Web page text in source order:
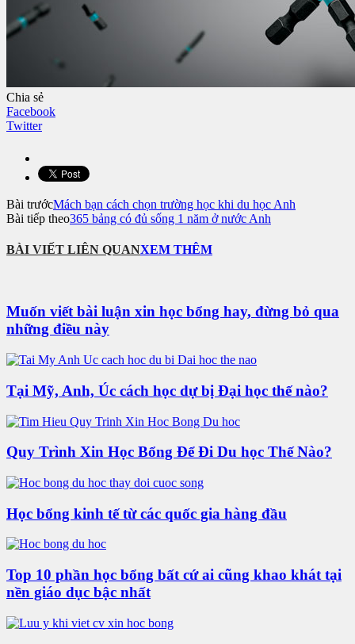
Chia sẻ
Facebook
Twitter
Bài trướcMách bạn cách chọn trường học khi du học Anh
Bài tiếp theo365 bảng có đủ sống 1 năm ở nước Anh
BÀI VIẾT LIÊN QUANXEM THÊM
Muốn viết bài luận xin học bổng hay, đừng bỏ qua
những điều này
Tại Mỹ, Anh, Úc cách học dự bị Đại học thế nào?
Quy Trình Xin Học Bổng Để Đi Du học Thế Nào?
Học bổng kinh tế từ các quốc gia hàng đầu
Top 10 phần học bổng bất cứ ai cũng khao khát tại
nền giáo dục bậc nhất